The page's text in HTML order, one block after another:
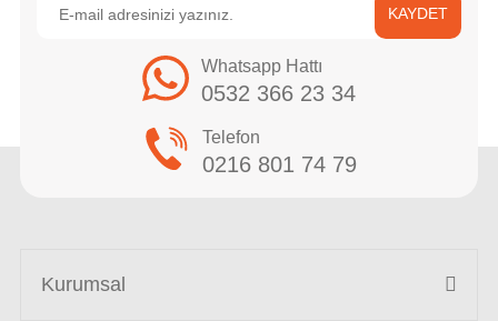
KAYDET
Whatsapp Hattı
0532 366 23 34
Telefon
0216 801 74 79
Kurumsal